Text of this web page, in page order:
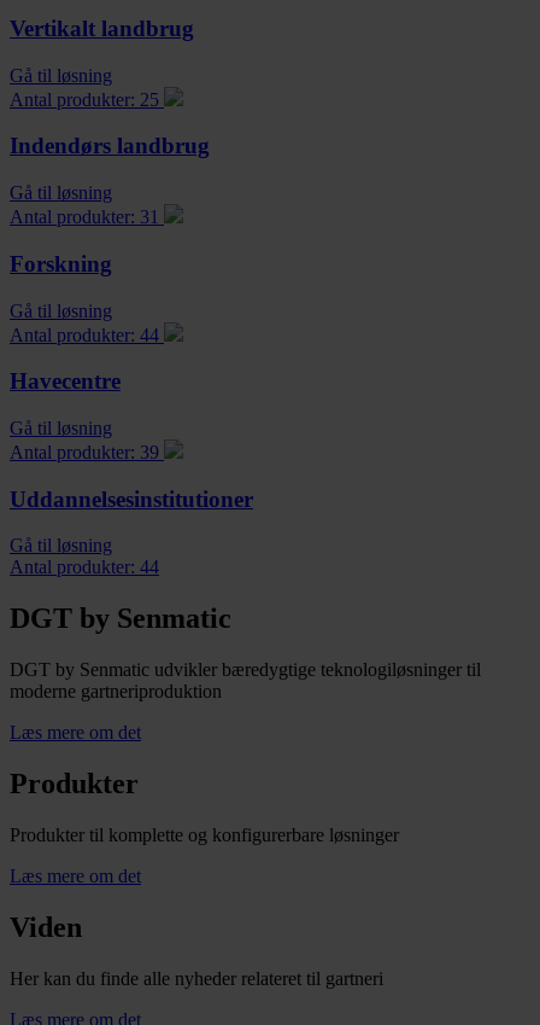
Vertikalt landbrug
Gå til løsning
Antal produkter: 25
Indendørs landbrug
Gå til løsning
Antal produkter: 31
Forskning
Gå til løsning
Antal produkter: 44
Havecentre
Gå til løsning
Antal produkter: 39
Uddannelsesinstitutioner
Gå til løsning
Antal produkter: 44
DGT by Senmatic
DGT by Senmatic udvikler bæredygtige teknologiløsninger til
moderne gartneriproduktion
Læs mere om det
Produkter
Produkter til komplette og konfigurerbare løsninger
Læs mere om det
Viden
Her kan du finde alle nyheder relateret til gartneri
Læs mere om det